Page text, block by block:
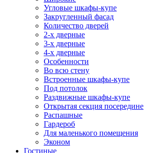
Угловые шкафы-купе
Закругленный фасад
Количество дверей
2-х дверные
3-х дверные
4-х дверные
Особенности
Во всю стену
Встроенные шкафы-купе
Под потолок
Раздвижные шкафы-купе
Открытая секция посередине
Распашные
Гардероб
Для маленького помещения
Эконом
Гостиные